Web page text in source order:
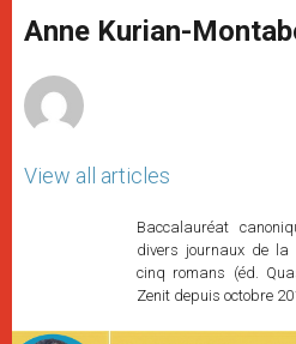
p
p
g
e
o
k
r
Anne Kurian-
View all articles
Baccalauréat
divers journaux de la
cinq romans (éd.
Zenit depuis octobre